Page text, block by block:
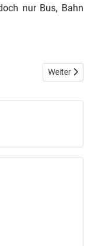
nur Bus, Bahn
Nächster
Weiter